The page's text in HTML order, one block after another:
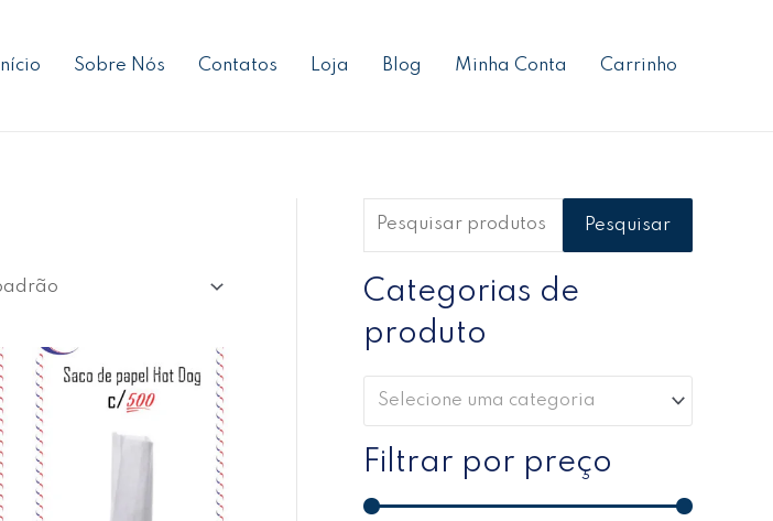
Início Sobre Nós Contatos Loja Blog Minha Conta Carrinho
r
o
r
Pesquisar
Categorias de
produto
Selecione uma categoria
Filtrar por preço
nx